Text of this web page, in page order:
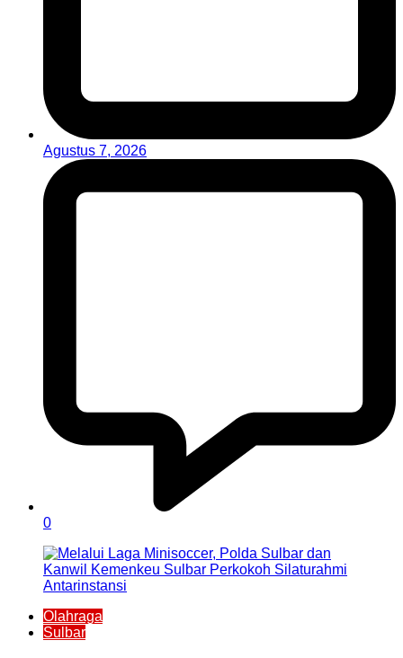
Agustus 7, 2026
0
Olahraga
Sulbar